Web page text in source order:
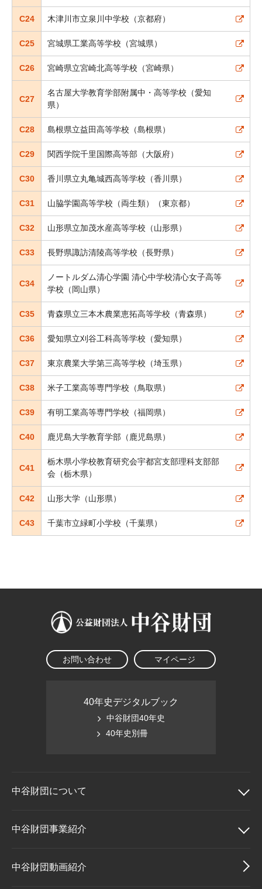
C24 木津川市立泉川中学校（京都府）
C25 宮城県工業高等学校（宮城県）
C26 宮崎県立宮崎北高等学校（宮崎県）
C27
名古屋大学教育学部附属中・高等学校（愛知
県）
C28 島根県立益田高等学校（島根県）
C29 関西学院千里国際高等部（大阪府）
C30 香川県立丸亀城西高等学校（香川県）
C31 山脇学園高等学校（両生類）（東京都）
C32 山形県立加茂水産高等学校（山形県）
C33 長野県諏訪清陵高等学校（長野県）
C34
ノートルダム清心学園 清心中学校清心女子高等
学校（岡山県）
C35 青森県立三本木農業恵拓高等学校（青森県）
C36 愛知県立刈谷工科高等学校（愛知県）
C37 東京農業大学第三高等学校（埼玉県）
C38 米子工業高等専門学校（鳥取県）
C39 有明工業高等専門学校（福岡県）
C40 鹿児島大学教育学部（鹿児島県）
C41
栃木県小学校教育研究会宇都宮支部理科支部部
会（栃木県）
C42 山形大学（山形県）
C43 千葉市立緑町小学校（千葉県）
お問い合わせ マイページ
40年史デジタルブック
中谷財団40年史
40年史別冊
中谷財団について
中谷財団について
理事長挨拶
中谷財団事業紹介
中谷財団事業紹介
中谷財団動画紹介